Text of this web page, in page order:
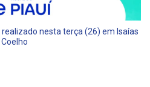
nesta terça (26) em Isaías
Coelho